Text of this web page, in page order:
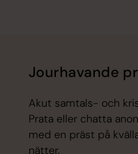
Jourhavande
Akut samtals- och
Prata eller chatta
med en präst på
nätter.